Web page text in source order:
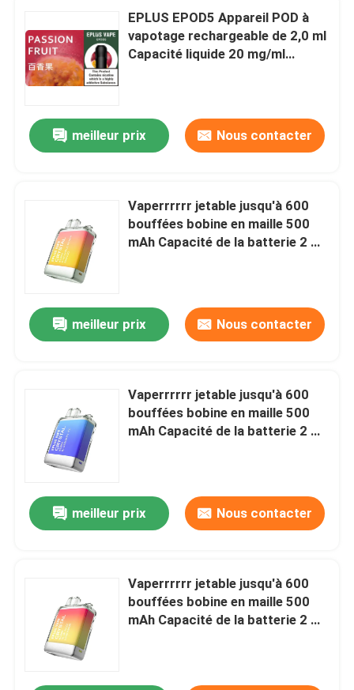
EPLUS EPOD5 Appareil POD à
vapotage rechargeable de 2,0 ml
Capacité liquide 20 mg/ml
meilleur prix Nous contacter
Vaperrrrrr jetable jusqu'à 600
bouffées bobine en maille 500
mAh Capacité de la batterie 2 ml
meilleur prix Nous contacter
Vaperrrrrr jetable jusqu'à 600
bouffées bobine en maille 500
mAh Capacité de la batterie 2 ml
meilleur prix Nous contacter
Vaperrrrrr jetable jusqu'à 600
bouffées bobine en maille 500
mAh Capacité de la batterie 2 ml